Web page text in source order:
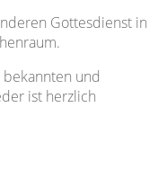
Gottesdienst in
und
ist herzlich